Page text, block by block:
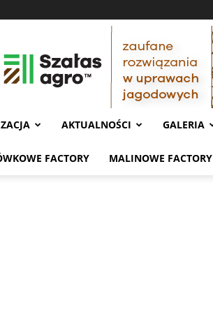
AKTUALNOŚCI GALERIA
FACTORY MALINOWE FACTORY